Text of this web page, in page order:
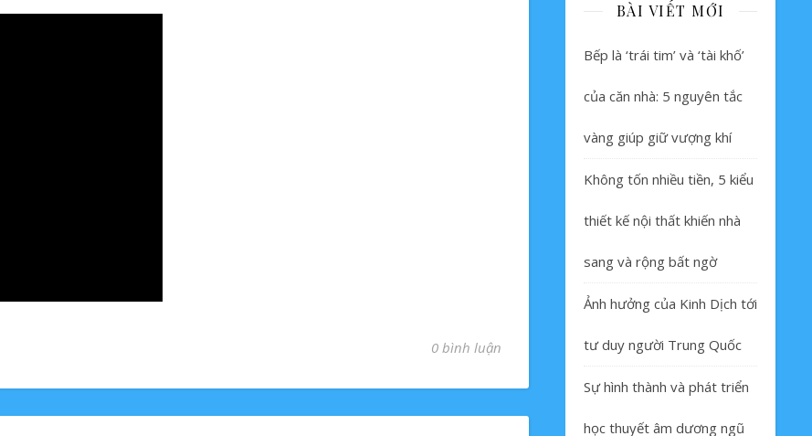
0 bình luận
BÀI VIẾT MỚI
Bếp là ‘trái tim’ và ‘tài khố’
của căn nhà: 5 nguyên tắc
vàng giúp giữ vượng khí
Không tốn nhiều tiền, 5 kiểu
thiết kế nội thất khiến nhà
sang và rộng bất ngờ
Ảnh hưởng của Kinh Dịch tới
tư duy người Trung Quốc
Sự hình thành và phát triển
học thuyết âm dương ngũ